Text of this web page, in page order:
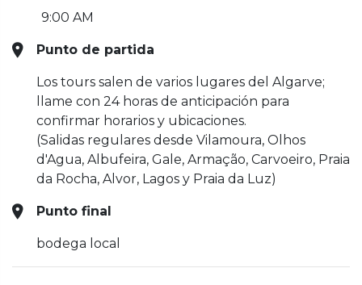
9:00 AM
Punto de partida
Los tours salen de varios lugares del Algarve;
llame con 24 horas de anticipación para
confirmar horarios y ubicaciones.
(Salidas regulares desde Vilamoura, Olhos
d'Agua, Albufeira, Gale, Armação, Carvoeiro, Praia
da Rocha, Alvor, Lagos y Praia da Luz)
Punto final
bodega local